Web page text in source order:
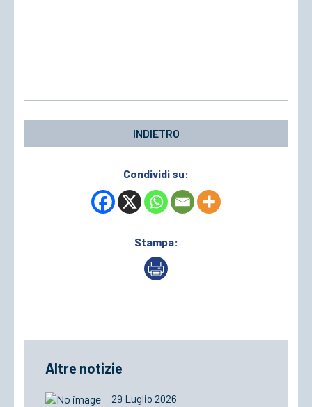
INDIETRO
Condividi su:
Stampa:
Altre notizie
29 Luglio 2026